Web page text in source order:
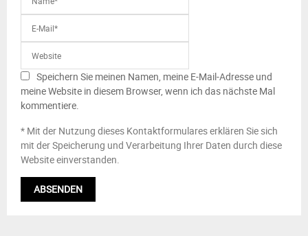
Speichern Sie meinen Namen, meine E-Mail-Adresse und
meine Website in diesem Browser, wenn ich das nächste Mal
kommentiere.
* Mit der Nutzung dieses Kontaktformulares erklären Sie sich
mit der Speicherung und Verarbeitung Ihrer Daten durch diese
Website einverstanden.